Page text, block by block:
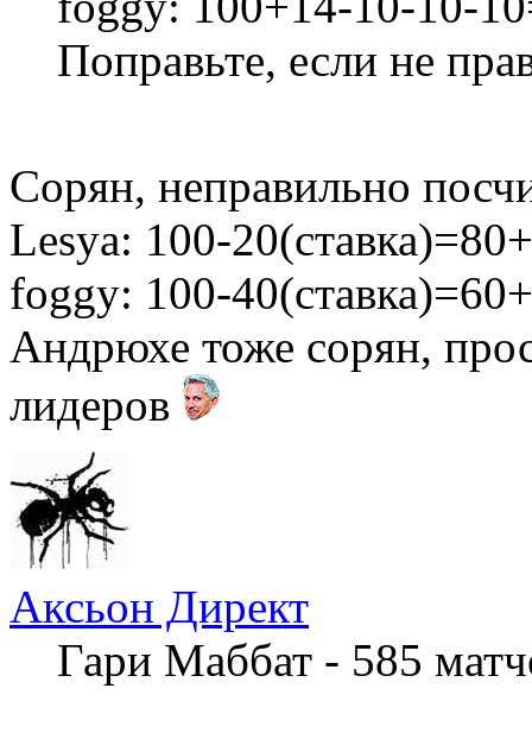
Поправьте, если не
Сорян, неправильно
Lesya: 100-
foggy: 100-
Андрюхе тоже сорян,
лидеров
Аксьон Директ
Гари Маббат - 585